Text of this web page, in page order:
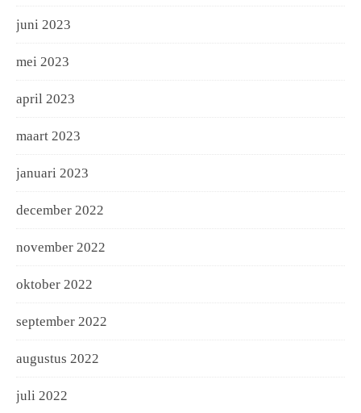
juni 2023
mei 2023
april 2023
maart 2023
januari 2023
december 2022
november 2022
oktober 2022
september 2022
augustus 2022
juli 2022